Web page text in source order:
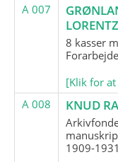
A 007
8 kasser
[Klik for at
A 008
KNUD
1909-1931